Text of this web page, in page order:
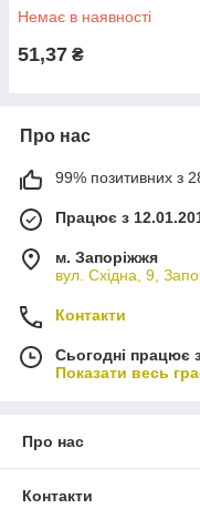
Немає в наявності
51,37 ₴
Про нас
99% позитивних з
Працює з
м. Запоріжжя
вул. Східна, 9,
Контакти
Сьогодні працює
Показати весь
Про нас
Контакти